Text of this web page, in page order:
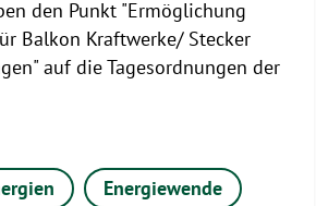
den Punkt "Ermöglichung
Balkon Kraftwerke/ Stecker
auf die Tagesordnungen der
Energiewende